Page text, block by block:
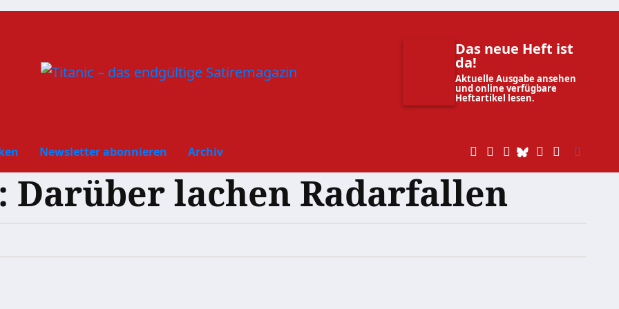
Das neue Heft ist
da!
Aktuelle Ausgabe ansehen
und online verfügbare
Heftartikel lesen.
Newsletter abonnieren Archiv
Darüber lachen Radarfallen